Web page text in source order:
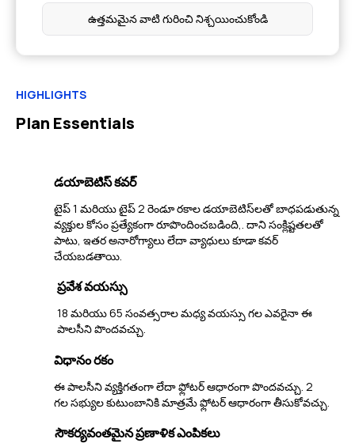
ఉత్తమమైన వాటి గురించి నిశ్చయించుకోండి
HIGHLIGHTS
Plan Essentials
డయాబెటిస్ కవర్
టైప్ 1 మరియు టైప్ 2 రెండూ రకాల డయాబెటిస్‌లతో బాధపడుతున్న
వ్యక్తుల కోసం ప్రత్యేకంగా రూపొందించబడింది,. దాని సంక్లిష్టతలతో
పాటు, ఇతర అనారోగ్యాలు లేదా వ్యాధులు కూడా కవర్
చేయబడతాయి.
ప్రవేశ వయస్సు
18 మరియు 65 సంవత్సరాల మధ్య వయస్సు గల ఎవరైనా ఈ
పాలసీని పొందవచ్చు.
విధానం రకం
ఈ పాలసీని వ్యక్తిగతంగా లేదా ఫ్లోటర్ ఆధారంగా పొందవచ్చు. 2
గల సభ్యుల కుటుంబానికి మాత్రమే ఫ్లోటర్ ఆధారంగా తీసుకోవచ్చు.
సౌకర్యవంతమైన ప్రణాళిక ఎంపికలు